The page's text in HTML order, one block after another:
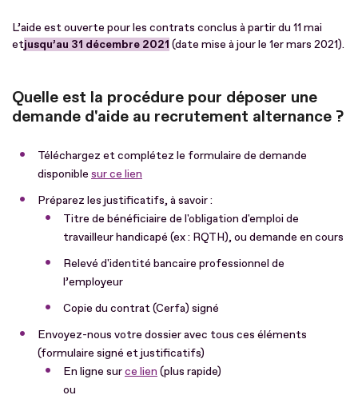
L’aide est ouverte pour les contrats conclus à partir du 11 mai
etjusqu’au 31 décembre 2021 (date mise à jour le 1er mars 2021).
Quelle est la procédure pour déposer une
demande d'aide au recrutement alternance ?
Téléchargez et complétez le formulaire de demande
disponible sur ce lien
Préparez les justificatifs, à savoir :
Titre de bénéficiaire de l'obligation d'emploi de
travailleur handicapé (ex : RQTH), ou demande en cours
Relevé d'identité bancaire professionnel de
l’employeur
Copie du contrat (Cerfa) signé
Envoyez-nous votre dossier avec tous ces éléments
(formulaire signé et justificatifs)
En ligne surce lien (plus rapide)
ou